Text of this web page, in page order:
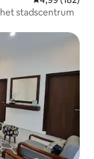
het stadscentrum